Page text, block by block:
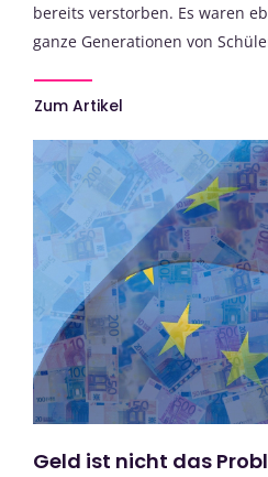
bereits verstorben. Es waren
ganze Generationen von
Zum Artikel
Geld ist nicht das